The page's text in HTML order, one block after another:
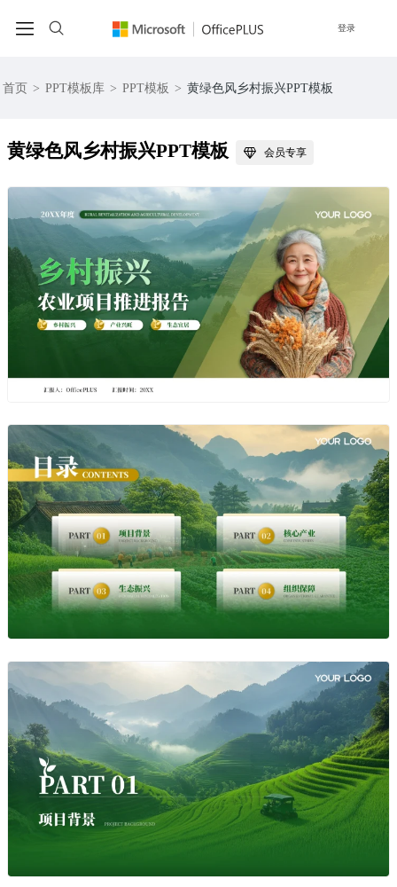
登录
首页 > PPT模板库 > PPT模板 > 黄绿色风乡村振兴PPT模板
黄绿色风乡村振兴PPT模板 会员专享